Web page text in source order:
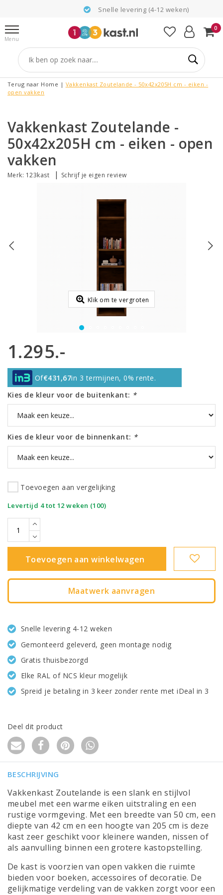
Snelle levering (4-12 weken)
Menu
0
Terug naar Home | Vakkenkast Zoutelande - 50x42x205H cm - eiken -
open vakken
Vakkenkast Zoutelande -
50x42x205H cm - eiken - open
vakken
Merk: 123kast | Schrijf je eigen review
Klik om te vergroten
1.295.-
Of€431,67in 3 termijnen, 0% rente.
Kies de kleur voor de buitenkant: *
Kies de kleur voor de binnenkant: *
Toevoegen aan vergelijking
Levertijd 4 tot 12 weken (100)
Toevoegen aan winkelwagen
Maatwerk aanvragen
Snelle levering 4-12 weken
Gemonteerd geleverd, geen montage nodig
Gratis thuisbezorgd
Elke RAL of NCS kleur mogelijk
Spreid je betaling in 3 keer zonder rente met iDeal in 3
Deel dit product
BESCHRIJVING
Vakkenkast Zoutelande is een slank en stijlvol
meubel met een warme eiken uitstraling en een
rustige vormgeving. Met een breedte van 50 cm, een
diepte van 42 cm en een hoogte van 205 cm is deze
kast zeer geschikt voor kleinere wanden, nissen of
als aanvulling binnen een grotere kastopstelling.
De kast is voorzien van open vakken die ruimte
bieden voor boeken, accessoires of decoratie. De
gelijkmatige verdeling van de vakken zorgt voor een